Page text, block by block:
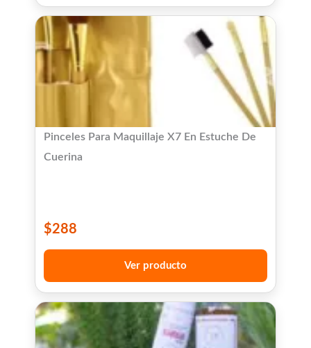
Pinceles Para Maquillaje X7 En Estuche De
Cuerina
$288
Ver producto